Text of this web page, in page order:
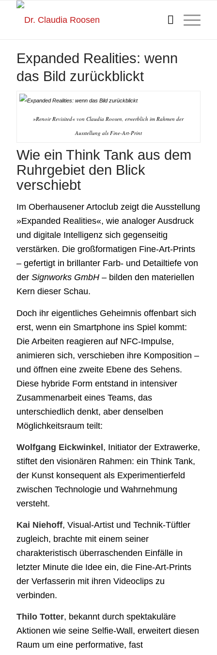
Expanded Realities: wenn
das Bild zurückblickt
»Renoir Revisited« von Claudia Roosen, erwerblich im Rahmen der
Ausstellung als Fine-Art-Print
Wie ein Think Tank aus dem
Ruhrgebiet den Blick
verschiebt
Im Oberhausener Artoclub zeigt die Ausstellung
»Expanded Realities«, wie analoger Ausdruck
und digitale Intelligenz sich gegenseitig
verstärken. Die großformatigen Fine-Art-Prints
– gefertigt in brillanter Farb- und Detailtiefe von
der Signworks GmbH– bilden den materiellen
Kern dieser Schau.
Doch ihr eigentliches Geheimnis offenbart sich
erst, wenn ein Smartphone ins Spiel kommt:
Die Arbeiten reagieren auf NFC-Impulse,
animieren sich, verschieben ihre Komposition –
und öffnen eine zweite Ebene des Sehens.
Diese hybride Form entstand in intensiver
Zusammenarbeit eines Teams, das
unterschiedlich denkt, aber denselben
Möglichkeitsraum teilt:
Wolfgang Eickwinkel, Initiator der Extrawerke,
stiftet den visionären Rahmen: ein Think Tank,
der Kunst konsequent als Experimentierfeld
zwischen Technologie und Wahrnehmung
versteht.
Kai Niehoff, Visual-Artist und Technik-Tüftler
zugleich, brachte mit einem seiner
charakteristisch überraschenden Einfälle in
letzter Minute die Idee ein, die Fine-Art-Prints
der Verfasserin mit ihren Videoclips zu
verbinden.
Thilo Totter, bekannt durch spektakuläre
Aktionen wie seine Selfie-Wall, erweitert diesen
Raum um eine performative, fast